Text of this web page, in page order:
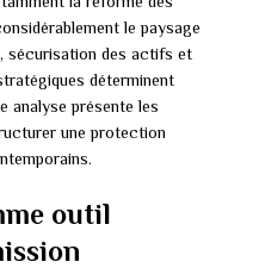
le paysage
sécurisation des actifs et
déterminent
analyse présente les
une protection
outil